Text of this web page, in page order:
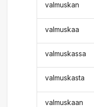
valmuskan
valmuskaa
valmuskassa
valmuskasta
valmuskaan